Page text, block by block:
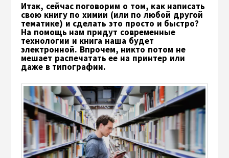
Итак, сейчас поговорим о том, как написать
свою книгу по химии (или по любой другой
тематике) и сделать это просто и быстро?
На помощь нам придут современные
технологии и книга наша будет
электронной. Впрочем, никто потом не
мешает распечатать ее на принтер или
даже в типографии.